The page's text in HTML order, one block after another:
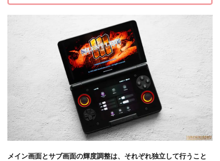
メイン画面とサブ画面の輝度調整は、それぞれ独立して行うこと